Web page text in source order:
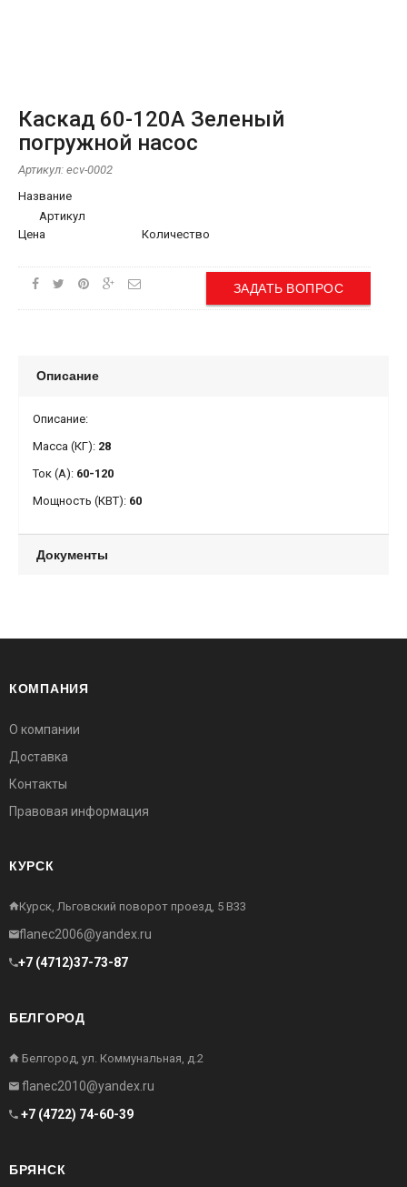
Каскад 60-120А Зеленый
погружной насос
Артикул: ecv-0002
Название
Артикул
Цена
Количество
ЗАДАТЬ ВОПРОС
Описание
Описание:
Масса (КГ): 28
Ток (А): 60-120
Мощность (КВТ): 60
Документы
КОМПАНИЯ
О компании
Доставка
Контакты
Правовая информация
КУРСК
Курск, Льговский поворот проезд, 5 В33
flanec2006@yandex.ru
+7 (4712)37-73-87
БЕЛГОРОД
Белгород, ул. Коммунальная, д.2
flanec2010@yandex.ru
+7 (4722) 74-60-39
БРЯНСК